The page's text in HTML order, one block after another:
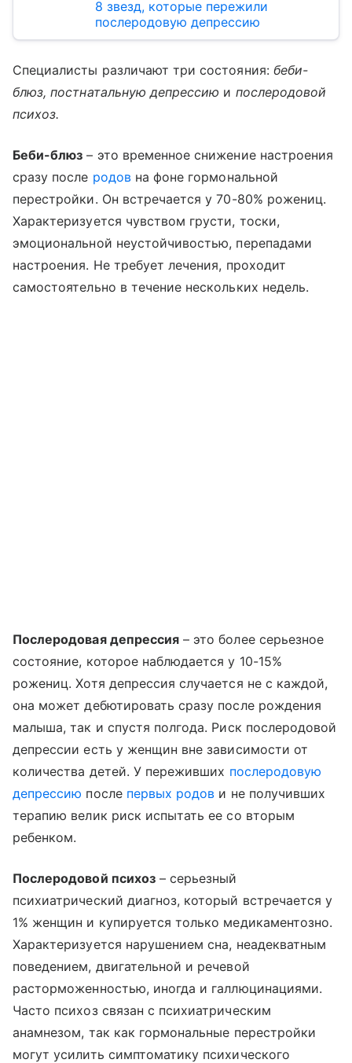
8 звезд, которые пережили
послеродовую депрессию
Специалисты различают три состояния: беби-
блюз, постнатальную депрессию и послеродовой
психоз.
Беби-блюз – это временное снижение настроения
сразу после родовна фоне гормональной
перестройки. Он встречается у 70-80% рожениц.
Характеризуется чувством грусти, тоски,
эмоциональной неустойчивостью, перепадами
настроения. Не требует лечения, проходит
самостоятельно в течение нескольких недель.
Послеродовая депрессия – это более серьезное
состояние, которое наблюдается у 10-15%
рожениц. Хотя депрессия случается не с каждой,
она может дебютировать сразу после рождения
малыша, так и спустя полгода. Риск послеродовой
депрессии есть у женщин вне зависимости от
количества детей. У переживших послеродовую
депрессию после первых родов и не получивших
терапию велик риск испытать ее со вторым
ребенком.
Послеродовой психоз– серьезный
психиатрический диагноз, который встречается у
1% женщин и купируется только медикаментозно.
Характеризуется нарушением сна, неадекватным
поведением, двигательной и речевой
расторможенностью, иногда и галлюцинациями.
Часто психоз связан с психиатрическим
анамнезом, так как гормональные перестройки
могут усилить симптоматику психического